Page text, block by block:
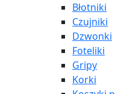
Błotniki
Czujniki
Dzwonki
Foteliki
Gripy
Korki